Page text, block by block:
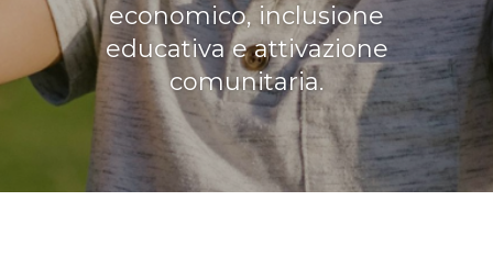
economico, inclusione
educativa e attivazione
comunitaria.